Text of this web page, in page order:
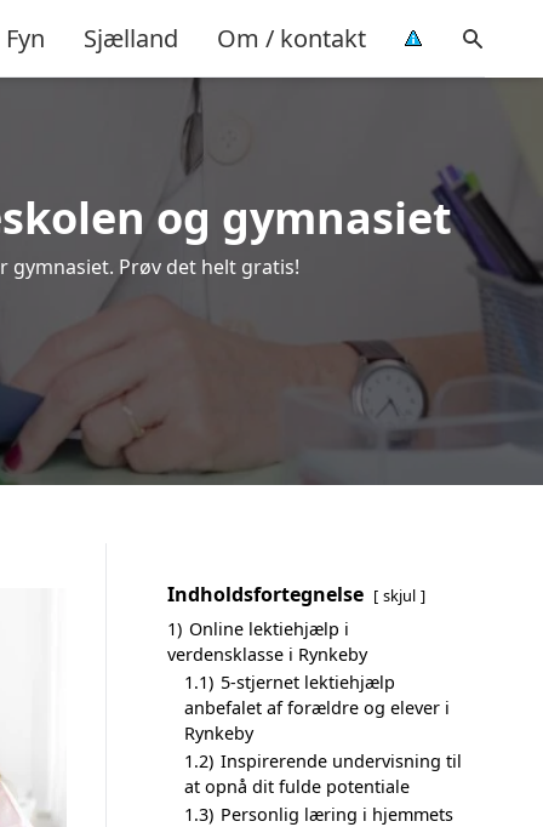
Fyn Sjælland Om / kontakt
og gymnasiet
gymnasiet. Prøv det helt gratis!
Indholdsfortegnelse skjul
1) Online lektiehjælp i
verdensklasse i Rynkeby
1.1) 5-stjernet lektiehjælp
anbefalet af forældre og elever i
Rynkeby
1.2) Inspirerende undervisning til
at opnå dit fulde potentiale
1.3) Personlig læring i hjemmets